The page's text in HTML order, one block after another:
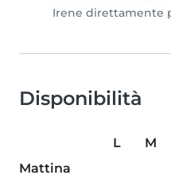
Irene direttamente
Disponibilità
L M
Mattina